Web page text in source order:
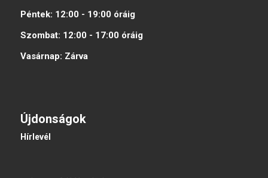
Péntek: 12:00 - 19:00 óráig
Szombat: 12:00 - 17:00 óráig
Vasárnap: Zárva
Újdonságok
Hírlevél